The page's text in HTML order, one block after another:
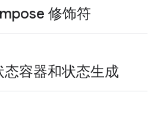
修饰符
容器和状态生成